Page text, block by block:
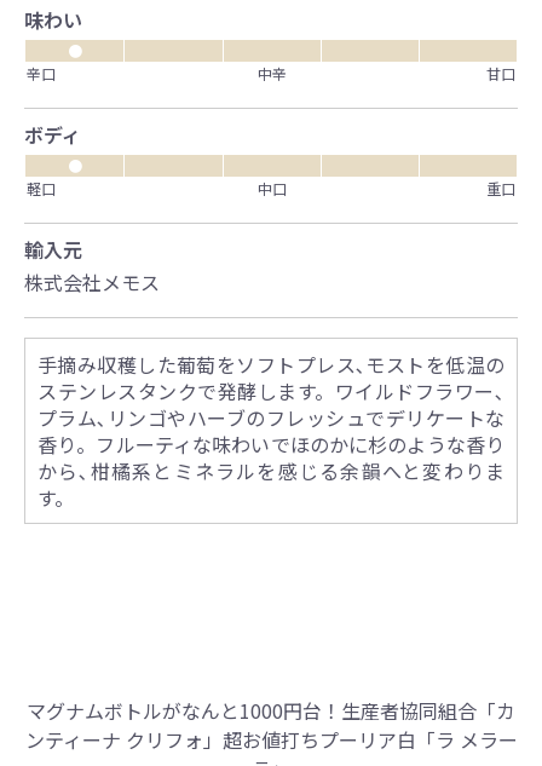
味わい
●
辛口
中辛 甘口
ボディ
●
軽口
中口 重口
輸入元
株式会社メモス
手摘み収穫した葡萄をソフトプレス､モストを低温の
ステンレスタンクで発酵します。ワイルドフラワー､
プラム､リンゴやハーブのフレッシュでデリケートな
香り。フルーティな味わいでほのかに杉のような香り
から､柑橘系とミネラルを感じる余韻へと変わりま
す。
マグナムボトルがなんと1000円台！ 生産者協同組合「カ
ンティーナ クリフォ」超お値打ちプーリア白「ラ メラー